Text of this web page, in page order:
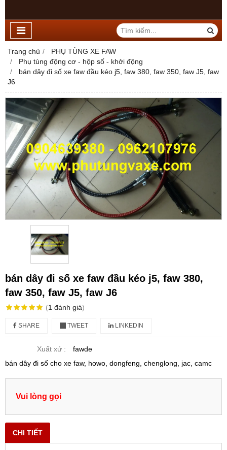
Trang chủ
PHỤ TÙNG XE FAW
Phụ tùng động cơ - hộp số - khởi động
bán dây đi số xe faw đầu kéo j5, faw 380, faw 350, faw J5, faw
J6
bán dây đi số xe faw đầu kéo j5, faw 380,
faw 350, faw J5, faw J6
(1 đánh giá)
SHARE TWEET LINKEDIN
Xuất xứ :
fawde
bán dây đi số cho xe faw, howo, dongfeng, chenglong, jac, camc
Vui lòng gọi
CHI TIẾT